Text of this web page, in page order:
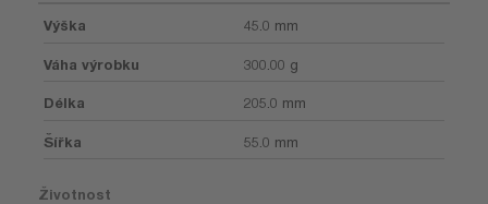
Výška 45.0 mm
Váha výrobku 300.00 g
Délka 205.0 mm
Šířka 55.0 mm
Životnost